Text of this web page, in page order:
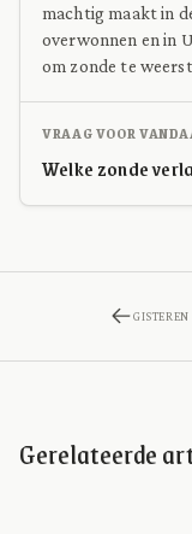
machtig maakt in
overwonnen en in
om zonde te
VRAAG VOOR
Welke zonde
GISTEREN
Gerelateerde